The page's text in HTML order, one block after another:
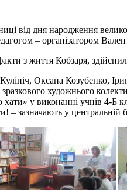
від дня народження
– організатором
з життя Кобзаря,
Оксана Козубенко,
художнього
у виконанні учнів 4-Б
у центральній